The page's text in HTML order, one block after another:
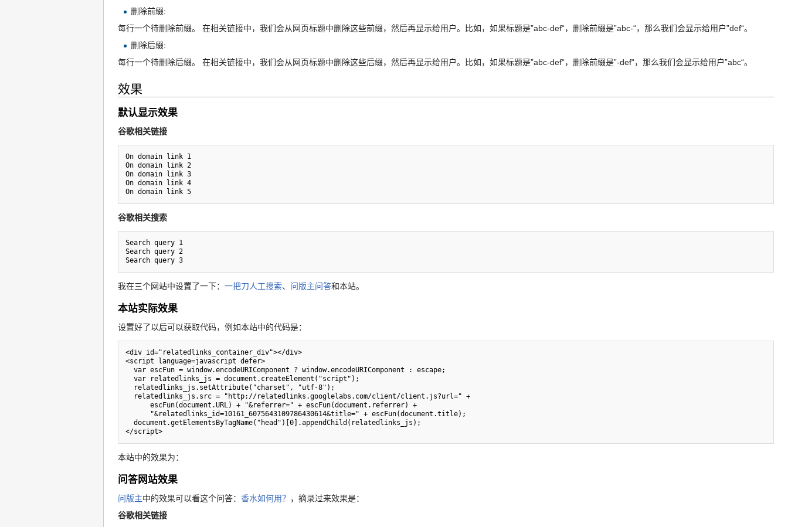
删除前缀:
每行一个待删除前缀。 在相关链接中，我们会从网页标题中删除这些前缀，然后再显示给用户。比如，如果标题是”abc-def“，删除前缀是”abc-“，那么我们会显示给用户”def“。
删除后缀:
每行一个待删除后缀。 在相关链接中，我们会从网页标题中删除这些后缀，然后再显示给用户。比如，如果标题是”abc-def“，删除前缀是”-def“，那么我们会显示给用户”abc“。
效果
默认显示效果
谷歌相关链接
On domain link 1
On domain link 2
On domain link 3
On domain link 4
谷歌相关搜索
Search query 1
Search query 2
我在三个网站中设置了一下： 一把刀人工搜索、 问版主问答和本站。
本站实际效果
设置好了以后可以获取代码，例如本站中的代码是：
<div id="relatedlinks_container_div"></div>
<script language=javascript defer>
本站中的效果为：
问答网站效果
问版主中的效果可以看这个问答： 香水如何用？ ，摘录过来效果是：
谷歌相关链接